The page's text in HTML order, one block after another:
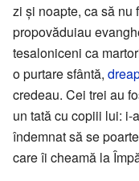
zi şi noapte, ca să nu
propovăduiau
tesaloniceni ca
o purtare sfântă,
credeau. Cei trei au
un tată cu copiii lui: i-
îndemnat să se
care îi cheamă la